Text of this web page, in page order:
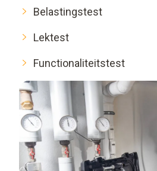
Belastingstest
Lektest
Functionaliteitstest